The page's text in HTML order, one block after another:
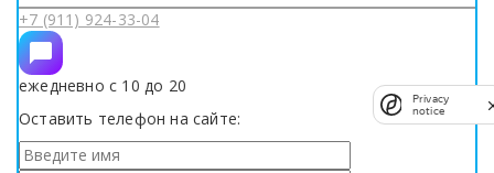
+7 (911) 924-33-04
ежедневно с 10 до 20
Оставить телефон на сайте:
Privacy
notice